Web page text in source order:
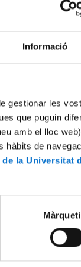
Informació
gestionar les
que puguin
amb el lloc
hàbits de
la Universitat
i
de
de la
de